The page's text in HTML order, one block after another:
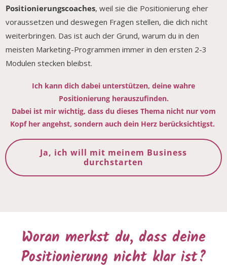
Positionierungscoaches, weil sie die Positionierung eher
voraussetzen und deswegen Fragen stellen, die dich nicht
weiterbringen. Das ist auch der Grund, warum du in den
meisten Marketing-Programmen immer in den ersten 2-3
Modulen stecken bleibst.
Ich kann dich dabei unterstützen, deine wahre
Positionierung herauszufinden.
Dabei ist mir wichtig, dass du dieses Thema nicht nur vom
Kopf her angehst, sondern auch dein Herz berücksichtigst.
Ja, ich will mit meinem Business
durchstarten
Woran merkst du, dass deine
Positionierung nicht klar ist?